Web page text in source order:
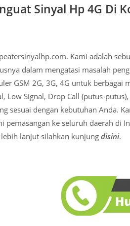
Sinyal Hp 4G Di
Kami adalah
dalam mengatasi masalah
GSM 2G, 3G, 4G untuk
Low Signal, Drop Call (putus-
sesuai dengan kebutuhan Anda.
pemasangan ke seluruh daerah di
lanjut silahkan kunjung disini.